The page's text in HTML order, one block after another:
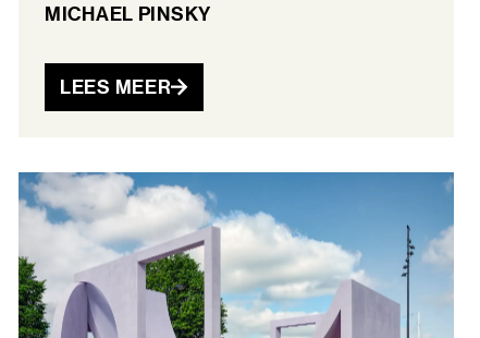
MICHAEL PINSKY
LEES MEER